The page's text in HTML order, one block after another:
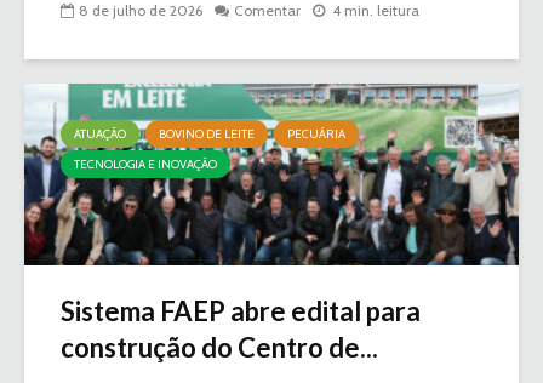
8 de julho de 2026 Comentar 4 min. leitura
ATUAÇÃO BOVINO DE LEITE
PECUÁRIA
TECNOLOGIA E INOVAÇÃO
Sistema FAEP abre edital para
construção do Centro de...